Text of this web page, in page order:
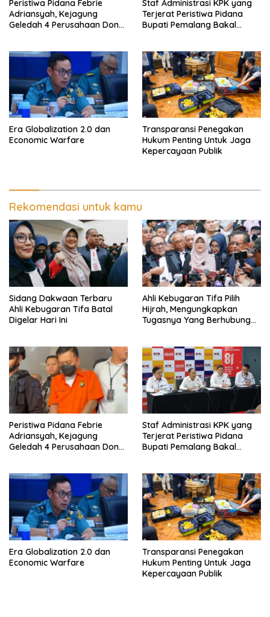
Peristiwa Pidana Febrie
Adriansyah, Kejagung
Geledah 4 Perusahaan Don
Staf Administrasi KPK yang
Terjerat Peristiwa Pidana
Bupati Pemalang Bakal
Era Globalization 2.0 dan
Economic Warfare
Transparansi Penegakan
Hukum Penting Untuk Jaga
Kepercayaan Publik
Rekomendasi untuk kamu
Sidang Dakwaan Terbaru
Ahli Kebugaran Tifa Batal
Digelar Hari Ini
Ahli Kebugaran Tifa Pilih
Hijrah, Mengungkapkan
Tugasnya Yang Berhubungan
Peristiwa Pidana Febrie
Adriansyah, Kejagung
Geledah 4 Perusahaan Don
Staf Administrasi KPK yang
Terjerat Peristiwa Pidana
Bupati Pemalang Bakal
Era Globalization 2.0 dan
Economic Warfare
Transparansi Penegakan
Hukum Penting Untuk Jaga
Kepercayaan Publik